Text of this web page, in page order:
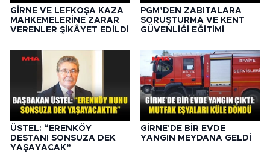
GİRNE VE LEFKOŞA KAZA
MAHKEMELERİNE ZARAR
VERENLER ŞİKÂYET EDİLDİ
PGM’DEN ZABITALARA
SORUŞTURMA VE KENT
GÜVENLİĞİ EĞİTİMİ
ÜSTEL: “ERENKÖY
DESTANI SONSUZA DEK
YAŞAYACAK”
GİRNE'DE BİR EVDE
YANGIN MEYDANA GELDİ